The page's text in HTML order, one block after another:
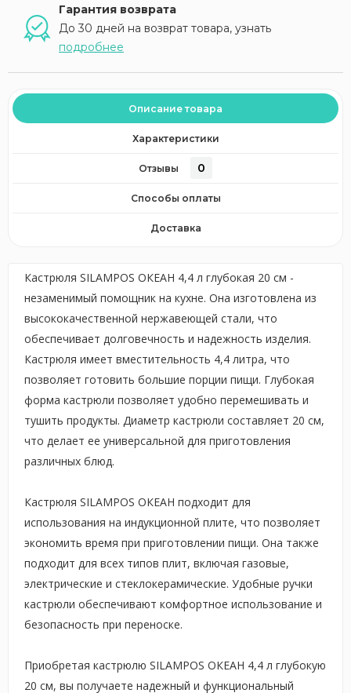
Гарантия возврата
До 30 дней на возврат товара, узнать
подробнее
Описание товара
Характеристики
Отзывы 0
Способы оплаты
Доставка
Кастрюля SILAMPOS ОКЕАН 4,4 л глубокая 20 см -
незаменимый помощник на кухне. Она изготовлена из
высококачественной нержавеющей стали, что
обеспечивает долговечность и надежность изделия.
Кастрюля имеет вместительность 4,4 литра, что
позволяет готовить большие порции пищи. Глубокая
форма кастрюли позволяет удобно перемешивать и
тушить продукты. Диаметр кастрюли составляет 20 см,
что делает ее универсальной для приготовления
различных блюд.
Кастрюля SILAMPOS ОКЕАН подходит для
использования на индукционной плите, что позволяет
экономить время при приготовлении пищи. Она также
подходит для всех типов плит, включая газовые,
электрические и стеклокерамические. Удобные ручки
кастрюли обеспечивают комфортное использование и
безопасность при переноске.
Приобретая кастрюлю SILAMPOS ОКЕАН 4,4 л глубокую
20 см, вы получаете надежный и функциональный